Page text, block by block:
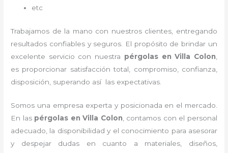
etc
Trabajamos de la mano con nuestros clientes, entregando
resultados confiables y seguros. El propósito de brindar un
excelente servicio con nuestra pérgolas en Villa Colon
es proporcionar satisfacción total, compromiso, confianza,
disposición, superando así las expectativas.
Somos una empresa experta y posicionada en el mercado.
En las pérgolas en Villa Colon, contamos con el personal
adecuado, la disponibilidad y el conocimiento para asesorar
y despejar dudas en cuanto a materiales, diseños,